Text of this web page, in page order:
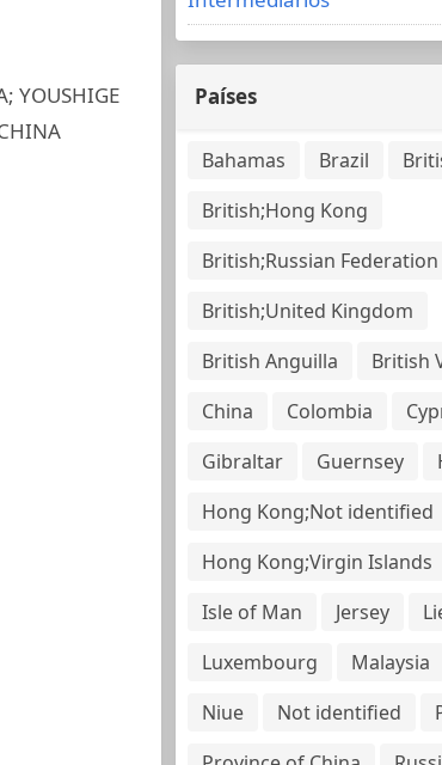
YOUSHIGE
Países
Bahamas Brazil
British;Hong Kong
British;Russian Federation
British;United Kingdom
British Anguilla
British
China
Colombia
Gibraltar
Guernsey
Hong Kong;Not identified
Hong Kong;Virgin Islands
Isle of Man
Jersey
Luxembourg
Malaysia
Niue
Not identified